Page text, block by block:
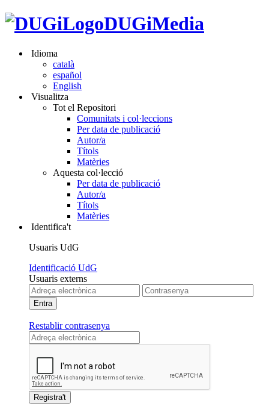
DUGiMedia
Idioma
català
español
English
Visualitza
Tot el Repositori
Comunitats i col·leccions
Per data de publicació
Autor/a
Títols
Matèries
Aquesta col·lecció
Per data de publicació
Autor/a
Títols
Matèries
Identifica't
Usuaris UdG
Identificació UdG
Usuaris externs
Restablir contrasenya